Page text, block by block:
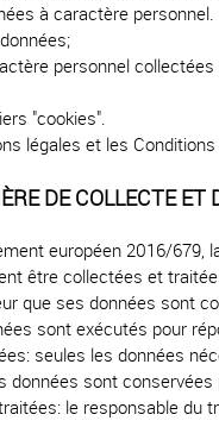
à caractère
personnel
"cookies".
légales et les
DE COLLECTE
européen 2016/
être collectées et
que ses données sont
sont exécutés pour
seules les données
sont
le responsable du